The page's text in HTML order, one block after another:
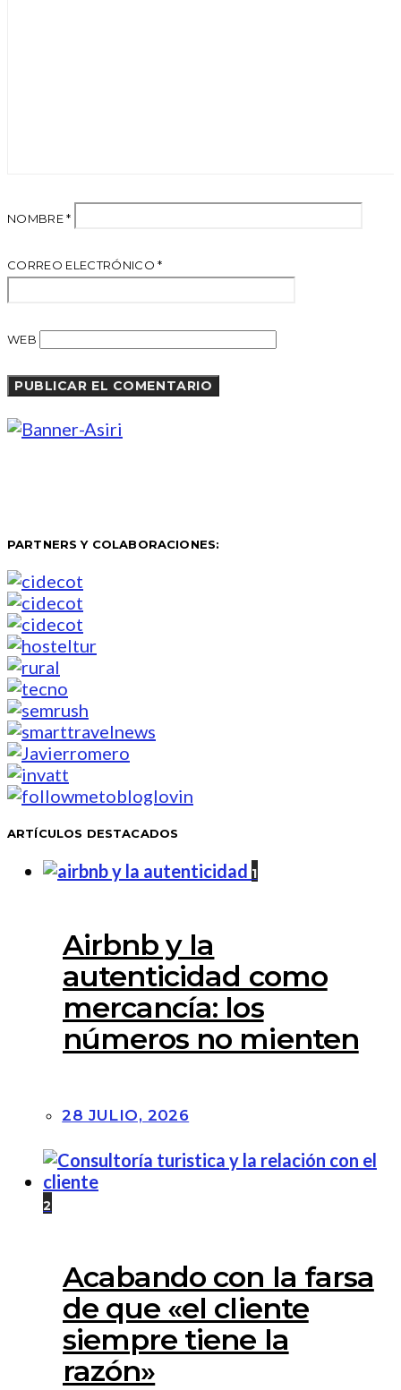
NOMBRE*
CORREO ELECTRÓNICO*
WEB
PARTNERS Y COLABORACIONES:
ARTÍCULOS DESTACADOS
1
Airbnb y la
autenticidad como
mercancía: los
números no mienten
28 JULIO, 2026
2
Acabando con la farsa
de que «el cliente
siempre tiene la
razón»